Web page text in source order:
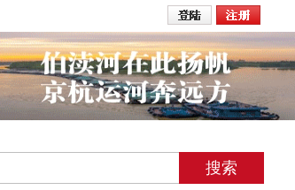
2026年8月8日 14:46 星期六 农历丙午年(马) 五月初